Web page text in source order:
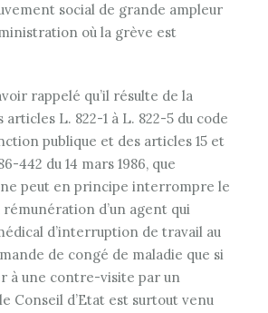
social de grande ampleur
où la grève est
rappelé qu’il résulte de la
L. 822-1 à L. 822-5 du code
publique et des articles 15 et
442 du 14 mars 1986, que
peut en principe interrompre le
d’un agent qui
d’interruption de travail au
de congé de maladie que si
à une contre-visite par un
Conseil d’Etat est surtout venu